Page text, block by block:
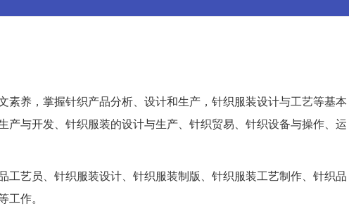
养，掌握针织产品分析、设计和生产，针织服装设计与工艺等基本
与开发、针织服装的设计与生产、针织贸易、针织设备与操作、运
艺员、针织服装设计、针织服装制版、针织服装工艺制作、针织品
作。